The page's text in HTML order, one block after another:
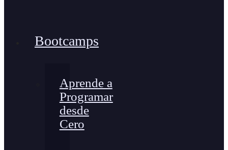
Bootcamps
Aprende a
Programar
desde
Cero